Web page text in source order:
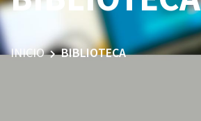
INICIO BIBLIOTECA